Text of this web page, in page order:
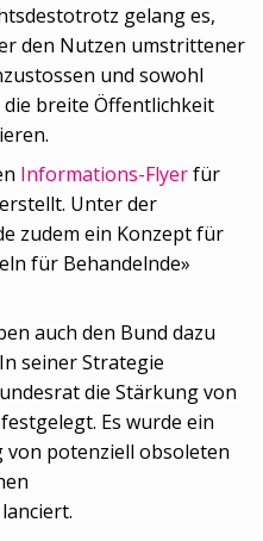
gelang es,
den Nutzen umstrittener
und sowohl
breite Öffentlichkeit
Informations-Flyerfür
Unter der
zudem ein Konzept für
für Behandelnde»
auch den Bund dazu
seiner Strategie
die Stärkung von
Es wurde ein
potenziell obsoleten